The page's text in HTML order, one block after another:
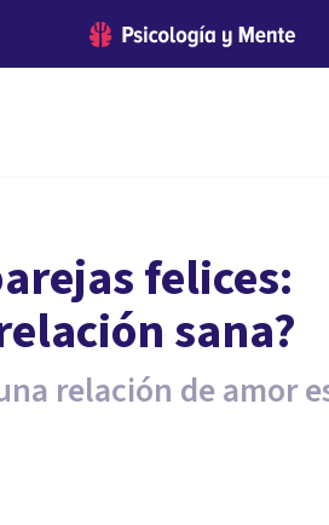
felices:
sana?
relación de amor